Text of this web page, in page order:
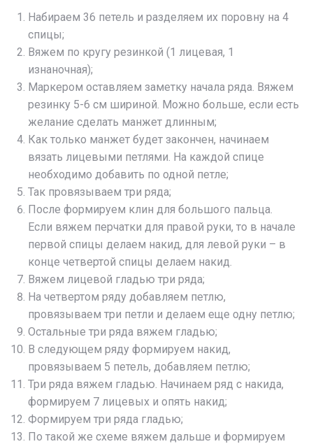
Набираем 36 петель и разделяем их поровну на 4
спицы;
Вяжем по кругу резинкой (1 лицевая, 1
изнаночная);
Маркером оставляем заметку начала ряда. Вяжем
резинку 5-6 см шириной. Можно больше, если есть
желание сделать манжет длинным;
Как только манжет будет закончен, начинаем
вязать лицевыми петлями. На каждой спице
необходимо добавить по одной петле;
Так провязываем три ряда;
После формируем клин для большого пальца.
Если вяжем перчатки для правой руки, то в начале
первой спицы делаем накид, для левой руки – в
конце четвертой спицы делаем накид.
Вяжем лицевой гладью три ряда;
На четвертом ряду добавляем петлю,
провязываем три петли и делаем еще одну петлю;
Остальные три ряда вяжем гладью;
В следующем ряду формируем накид,
провязываем 5 петель, добавляем петлю;
Три ряда вяжем гладью. Начинаем ряд с накида,
формируем 7 лицевых и опять накид;
Формируем три ряда гладью;
По такой же схеме вяжем дальше и формируем